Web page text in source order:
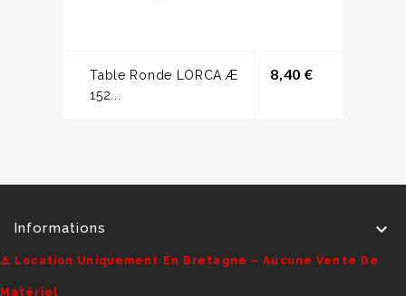
Table Ronde LORCA Æ
152...
8,40 €Prix
Informations 
⚠️ Location Uniquement En Bretagne – Aucune Vente De
Matériel